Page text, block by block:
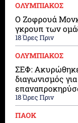
ΟΛΥΜΠΙΑΚΟΣ
Ο Ζοφρουά
γκρουπ των
18 Ώρες Πριν
ΟΛΥΜΠΙΑΚΟΣ
ΣΕΦ:
διαγωνισμός
18 Ώρες Πριν
ΠΑΟΚ